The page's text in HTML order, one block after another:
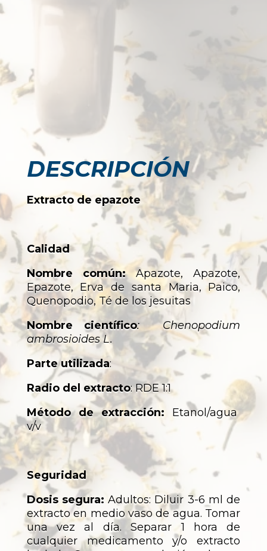
DESCRIPCIÓN
Extracto de epazote
Calidad
Nombre común:Apazote, Apazote,
Epazote, Erva de santa Maria, Paico,
Quenopodio, Té de los jesuitas
Nombre científico: Chenopodium
ambrosioides L.
Parte utilizada:
Radio del extracto: RDE 1:1
Método de extracción: Etanol/agua
v/v
Seguridad
Dosis segura: Adultos: Diluir 3-6 ml de
extracto en medio vaso de agua. Tomar
una vez al día. Separar 1 hora de
cualquier medicamento y/o extracto